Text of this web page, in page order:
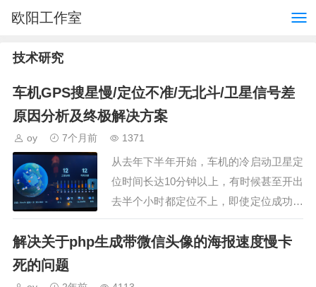
欧阳工作室
技术研究
车机GPS搜星慢/定位不准/无北斗/卫星信号差
原因分析及终极解决方案
oy 7个月前 1371
从去年下半年开始，车机的冷启动卫星定
位时间长达10分钟以上，有时候甚至开出
去半个小时都定位不上，即使定位成功也
就10颗卫星左右，导致导航经常性漂移，
行驶在路上导航突然提示掉头时常发生。
解决关于php生成带微信头像的海报速度慢卡
死的问题